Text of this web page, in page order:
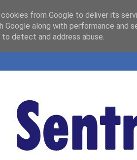
from Google to deliver its
Google along with performance and
detect and address abuse.